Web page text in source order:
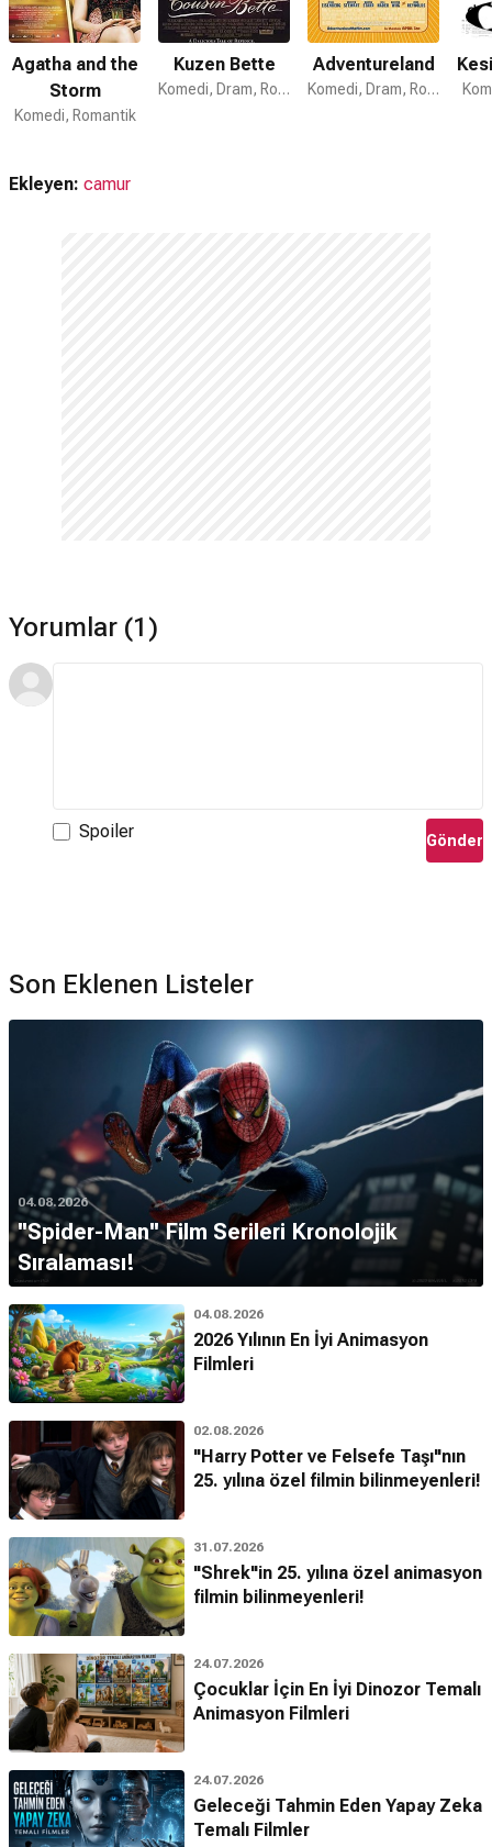
Agatha and the
Storm
Komedi, Romantik
Kuzen Bette
Komedi, Dram, Romantik
Adventureland
Komedi, Dram, Romantik
Ekleyen: camur
Yorumlar (1)
Spoiler Gönder
Son Eklenen Listeler
04.08.2026
''Spider-Man'' Film Serileri Kronolojik
Sıralaması!
04.08.2026
2026 Yılının En İyi Animasyon
Filmleri
02.08.2026
"Harry Potter ve Felsefe Taşı"nın
25. yılına özel filmin bilinmeyenleri!
31.07.2026
"Shrek"in 25. yılına özel animasyon
filmin bilinmeyenleri!
24.07.2026
Çocuklar İçin En İyi Dinozor Temalı
Animasyon Filmleri
24.07.2026
Geleceği Tahmin Eden Yapay Zeka
Temalı Filmler